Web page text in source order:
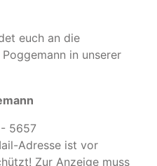
euch an die
in unserer
5657
Adresse ist vor
Zur Anzeige muss